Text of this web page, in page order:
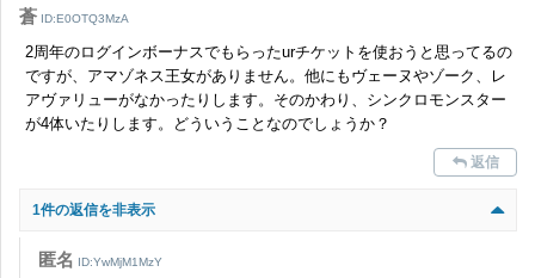
蒼 ID:E0OTQ3MzA
2周年のログインボーナスでもらったurチケットを使おうと思ってるの
ですが、アマゾネス王女がありません。他にもヴェーヌやゾーク、レ
アヴァリューがなかったりします。そのかわり、シンクロモンスター
が4体いたりします。どういうことなのでしょうか？
返信
1件の返信を非表示
匿名 ID:YwMjM1MzY